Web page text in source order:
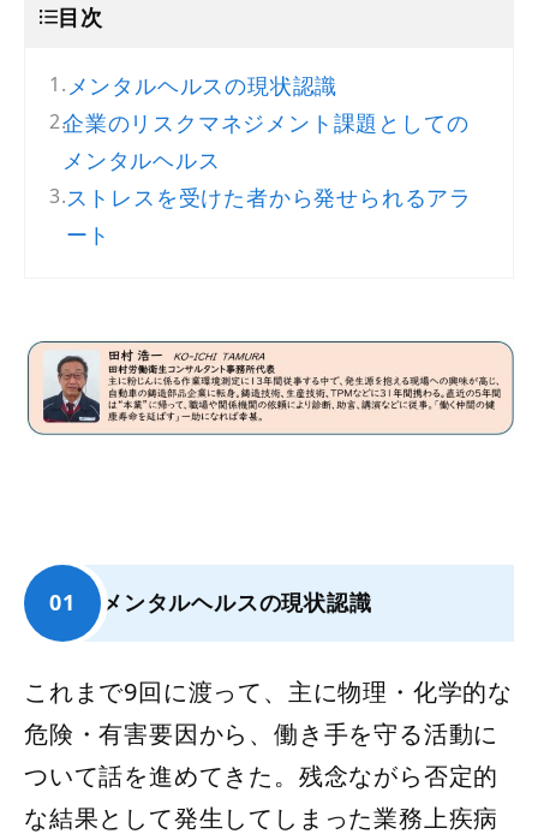
目次
メンタルヘルスの現状認識
企業のリスクマネジメント課題としての
メンタルヘルス
ストレスを受けた者から発せられるアラ
ート
メンタルヘルスの現状認識
これまで9回に渡って、主に物理・化学的な
危険・有害要因から、働き手を守る活動に
ついて話を進めてきた。残念ながら否定的
な結果として発生してしまった業務上疾病